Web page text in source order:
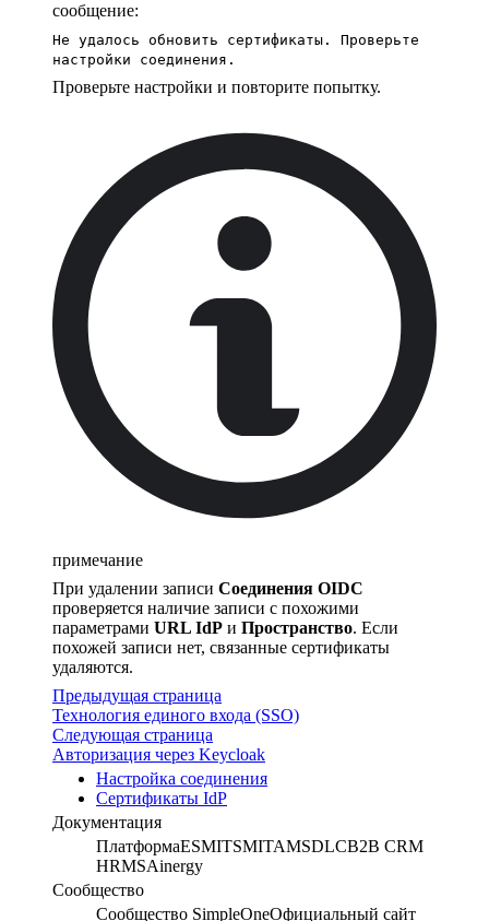
сообщение:
Не удалось обновить сертификаты. Проверьте
настройки соединения.
Проверьте настройки и повторите попытку.
примечание
При удалении записи Соединения OIDC
проверяется наличие записи с похожими
параметрами URL IdP и Пространство. Если
похожей записи нет, связанные сертификаты
удаляются.
Предыдущая страница
Технология единого входа (SSO)
Следующая страница
Авторизация через Keycloak
Настройка соединения
Сертификаты IdP
Документация
ПлатформаESMITSMITAMSDLCB2B CRM
HRMSAinergy
Сообщество
Сообщество SimpleOneОфициальный сайт